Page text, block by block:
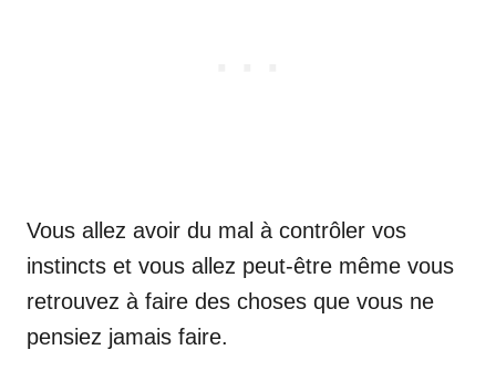
Vous allez avoir du mal à contrôler vos
instincts et vous allez peut-être même vous
retrouvez à faire des choses que vous ne
pensiez jamais faire.